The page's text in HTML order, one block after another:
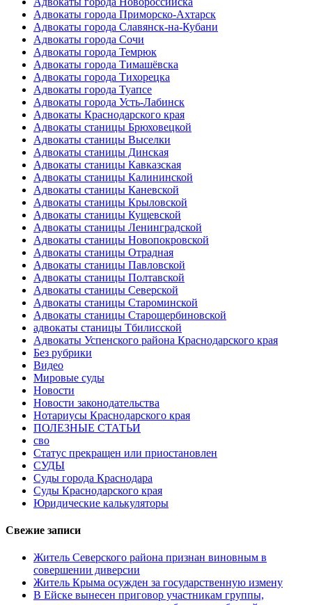
Адвокаты города Приморско-Ахтарск
Адвокаты города Славянск-на-Кубани
Адвокаты города Сочи
Адвокаты города Темрюк
Адвокаты города Тимашёвска
Адвокаты города Тихорецка
Адвокаты города Туапсе
Адвокаты города Усть-Лабинск
Адвокаты Краснодарского края
Адвокаты станицы Брюховецкой
Адвокаты станицы Выселки
Адвокаты станицы Динская
Адвокаты станицы Кавказская
Адвокаты станицы Калининской
Адвокаты станицы Каневской
Адвокаты станицы Крыловской
Адвокаты станицы Кущевской
Адвокаты станицы Ленинградской
Адвокаты станицы Новопокровской
Адвокаты станицы Отрадная
Адвокаты станицы Павловской
Адвокаты станицы Полтавской
Адвокаты станицы Северской
Адвокаты станицы Староминской
Адвокаты станицы Старощербиновской
адвокаты станицы Тбилисской
Адвокаты Успенского района Краснодарского края
Без рубрики
Видео
Мировые суды
Новости
Новости законодательства
Нотариусы Краснодарского края
ПОЛЕЗНЫЕ СТАТЬИ
сво
Статус прекращен или приостановлен
СУДЫ
Суды города Краснодара
Суды Краснодарского края
Юридические калькуляторы
Свежие записи
Житель Северского района признан виновным в
совершении диверсии
Житель Крыма осужден за государственную измену
В Ейске вынесен приговор участникам группы,